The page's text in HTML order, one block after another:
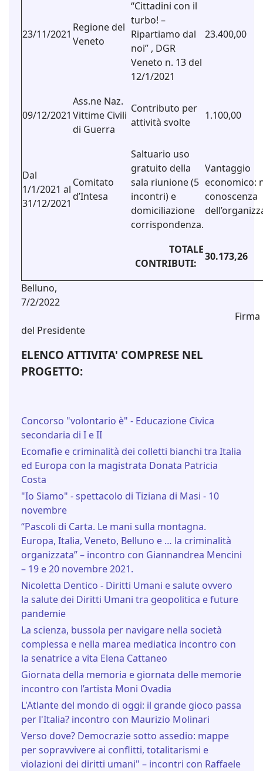
23/11/2021
Regione del
Veneto
“Cittadini con il
turbo! –
Ripartiamo dal
noi” , DGR
Veneto n. 13 del
12/1/2021
23.400,00
09/12/2021
Ass.ne Naz.
Vittime Civili
di Guerra
Contributo per
attività svolte
1.100,00
Dal
1/1/2021 al
31/12/2021
Comitato
d’Intesa
Saltuario uso
gratuito della
sala riunione (5
incontri) e
domiciliazione
corrispondenza.
Vantaggio
economico:
conoscenza
TOTALE
CONTRIBUTI:
30.173,26
Belluno,
7/2/2022
Firma
del Presidente
ELENCO ATTIVITA' COMPRESE NEL
PROGETTO:
Concorso "volontario è" - Educazione Civica
secondaria di I e II
Ecomafie e criminalità dei colletti bianchi tra Italia
ed Europa con la magistrata Donata Patricia
Costa
"Io Siamo" - spettacolo di Tiziana di Masi - 10
novembre
“Pascoli di Carta. Le mani sulla montagna.
Europa, Italia, Veneto, Belluno e … la criminalità
organizzata” – incontro con Giannandrea Mencini
– 19 e 20 novembre 2021.
Nicoletta Dentico - Diritti Umani e salute ovvero
la salute dei Diritti Umani tra geopolitica e future
pandemie
La scienza, bussola per navigare nella società
complessa e nella marea mediatica incontro con
la senatrice a vita Elena Cattaneo
Giornata della memoria e giornata delle memorie
incontro con l’artista Moni Ovadia
L'Atlante del mondo di oggi: il grande gioco passa
per l'Italia? incontro con Maurizio Molinari
Verso dove? Democrazie sotto assedio: mappe
per sopravvivere ai conflitti, totalitarismi e
violazioni dei diritti umani" – incontri con Raffaele